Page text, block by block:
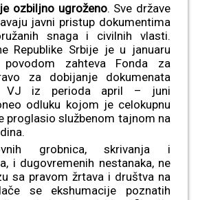
ozbiljno ugroženo. Sve države
javni pristup dokumentima
snaga i civilnih vlasti.
Republike Srbije je u januaru
zahteva Fonda za
za dobijanje dokumenata
VJ iz perioda april – juni
odluku kojom je celokupnu
proglasio službenom tajnom na
grobnica, skrivanja i
i dugovremenih nestanaka, ne
sa pravom žrtava i društva na
se ekshumacije poznatih